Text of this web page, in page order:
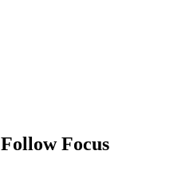
Focus